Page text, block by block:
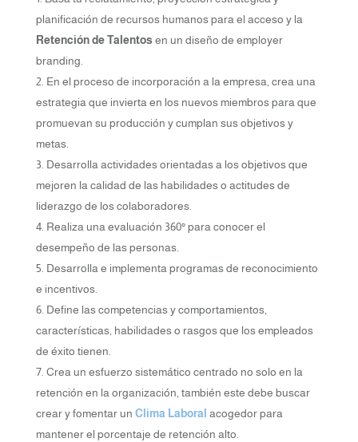
planificación de recursos humanos para el acceso y la
Retención de Talentos en un diseño de employer
branding.
En el proceso de incorporación a la empresa, crea una
estrategia que invierta en los nuevos miembros para que
promuevan su producción y cumplan sus objetivos y
metas.
Desarrolla actividades orientadas a los objetivos que
mejoren la calidad de las habilidades o actitudes de
liderazgo de los colaboradores.
Realiza una evaluación 360° para conocer el
desempeño de las personas.
Desarrolla e implementa programas de reconocimiento
e incentivos.
Define las competencias y comportamientos,
características, habilidades o rasgos que los empleados
de éxito tienen.
Crea un esfuerzo sistemático centrado no solo en la
retención en la organización, también este debe buscar
crear y fomentar un Clima Laboral acogedor para
mantener el porcentaje de retención alto.